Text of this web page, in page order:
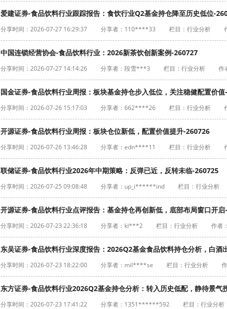
爱建证券-食品饮料行业跟踪报告：食饮行业Q2基金持仓降至历史低位-
分享时间： 2026-07-27 16:29:37 分享者：110****33 栏目：行业分析
中国连锁经营协会-食品饮料行业：2026新茶饮创新案例-260727
分享时间： 2026-07-27 14:14:26 分享者：段雪***3 栏目：行业分析 作
国金证券-食品饮料行业周报：板块基金持仓步入低位，关注稳健配置价
分享时间： 2026-07-26 15:17:03 分享者：662****26 栏目：行业分析
开源证券-食品饮料行业周报：板块仓位新低，配置价值提升-260726
分享时间： 2026-07-26 13:46:28 分享者：edn****11 栏目：行业分析
联储证券-食品饮料行业2026年中期策略：反弹已近，反转未临-260725
分享时间： 2026-07-25 09:08:48 分享者：up_i******ind 栏目：行业分析
开源证券-食品饮料行业点评报告：基金持仓再创新低，底部布局窗口开
分享时间： 2026-07-23 22:36:18 分享者：kl***2 栏目：行业分析 作者：
东吴证券-食品饮料行业深度报告：2026Q2基金食品饮料持仓分析，白
分享时间： 2026-07-23 18:22:00 分享者：mil****se 栏目：行业分析
东方证券-食品饮料行业2026Q2基金持仓分析：转入历史低配，静待景气
分享时间： 2026-07-23 17:41:22 分享者：1351******592 栏目：行业分析